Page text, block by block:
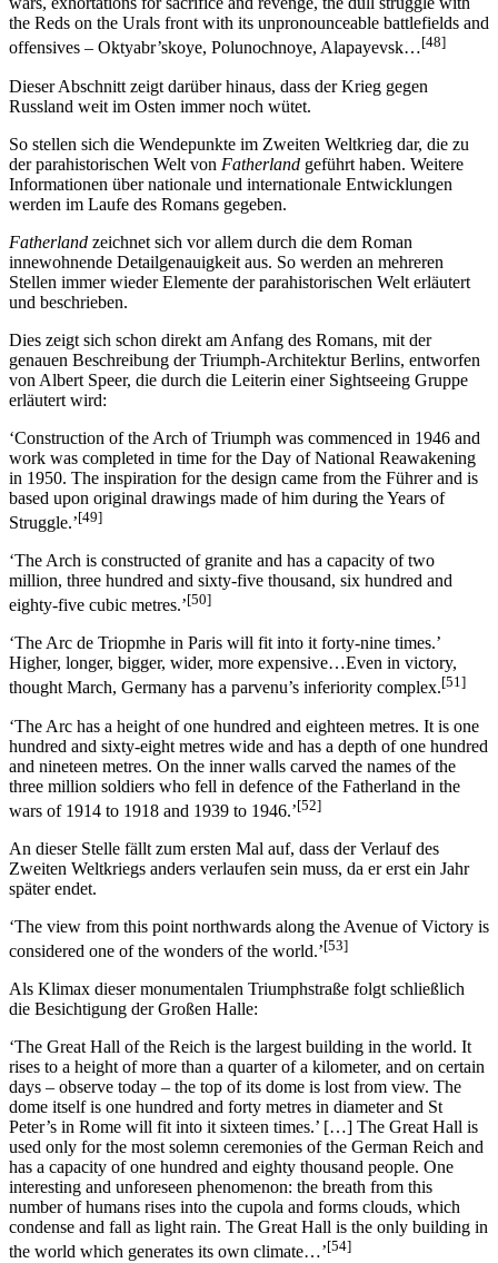
the Reds on the Urals front with its unpronounceable battlefields and
offensives – Oktyabr’skoye, Polunochnoye, Alapayevsk…[48]
Dieser Abschnitt zeigt darüber hinaus, dass der Krieg gegen
Russland weit im Osten immer noch wütet.
So stellen sich die Wendepunkte im Zweiten Weltkrieg dar, die zu
der parahistorischen Welt von Fatherland geführt haben. Weitere
Informationen über nationale und internationale Entwicklungen
werden im Laufe des Romans gegeben.
Fatherland zeichnet sich vor allem durch die dem Roman
innewohnende Detailgenauigkeit aus. So werden an mehreren
Stellen immer wieder Elemente der parahistorischen Welt erläutert
und beschrieben.
Dies zeigt sich schon direkt am Anfang des Romans, mit der
genauen Beschreibung der Triumph-Architektur Berlins, entworfen
von Albert Speer, die durch die Leiterin einer Sightseeing Gruppe
erläutert wird:
‘Construction of the Arch of Triumph was commenced in 1946 and
work was completed in time for the Day of National Reawakening
in 1950. The inspiration for the design came from the Führer and is
based upon original drawings made of him during the Years of
Struggle.’[49]
‘The Arch is constructed of granite and has a capacity of two
million, three hundred and sixty-five thousand, six hundred and
eighty-five cubic metres.’[50]
‘The Arc de Triopmhe in Paris will fit into it forty-nine times.’
Higher, longer, bigger, wider, more expensive…Even in victory,
thought March, Germany has a parvenu’s inferiority complex.[51]
‘The Arc has a height of one hundred and eighteen metres. It is one
hundred and sixty-eight metres wide and has a depth of one hundred
and nineteen metres. On the inner walls carved the names of the
three million soldiers who fell in defence of the Fatherland in the
wars of 1914 to 1918 and 1939 to 1946.’[52]
An dieser Stelle fällt zum ersten Mal auf, dass der Verlauf des
Zweiten Weltkriegs anders verlaufen sein muss, da er erst ein Jahr
später endet.
‘The view from this point northwards along the Avenue of Victory is
considered one of the wonders of the world.’[53]
Als Klimax dieser monumentalen Triumphstraße folgt schließlich
die Besichtigung der Großen Halle:
‘The Great Hall of the Reich is the largest building in the world. It
rises to a height of more than a quarter of a kilometer, and on certain
days – observe today – the top of its dome is lost from view. The
dome itself is one hundred and forty metres in diameter and St
Peter’s in Rome will fit into it sixteen times.’ […] The Great Hall is
used only for the most solemn ceremonies of the German Reich and
has a capacity of one hundred and eighty thousand people. One
interesting and unforeseen phenomenon: the breath from this
number of humans rises into the cupola and forms clouds, which
condense and fall as light rain. The Great Hall is the only building in
the world which generates its own climate…’[54]